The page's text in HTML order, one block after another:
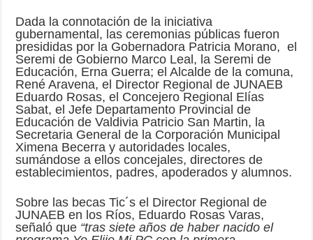
Dada la connotación de la iniciativa
gubernamental, las ceremonias públicas fueron
presididas por la Gobernadora Patricia Morano, el
Seremi de Gobierno Marco Leal, la Seremi de
Educación, Erna Guerra; el Alcalde de la comuna,
René Aravena, el Director Regional de JUNAEB
Eduardo Rosas, el Concejero Regional Elías
Sabat, el Jefe Departamento Provincial de
Educación de Valdivia Patricio San Martin, la
Secretaria General de la Corporación Municipal
Ximena Becerra y autoridades locales,
sumándose a ellos concejales, directores de
establecimientos, padres, apoderados y alumnos.
Sobre las becas Tic´s el Director Regional de
JUNAEB en los Ríos, Eduardo Rosas Varas,
señaló que “tras siete años de haber nacido el